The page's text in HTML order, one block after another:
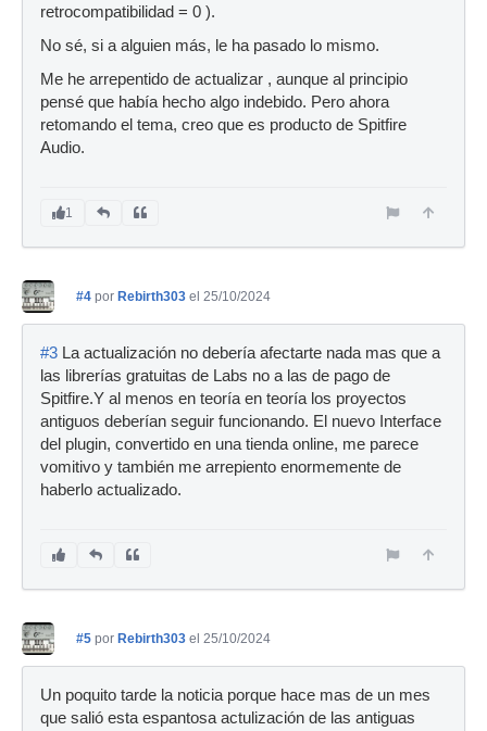
retrocompatibilidad = 0 ).
No sé, si a alguien más, le ha pasado lo mismo.
Me he arrepentido de actualizar , aunque al principio
pensé que había hecho algo indebido. Pero ahora
retomando el tema, creo que es producto de Spitfire
Audio.
1
#4 por Rebirth303 el 25/10/2024
#3 La actualización no debería afectarte nada mas que a
las librerías gratuitas de Labs no a las de pago de
Spitfire.Y al menos en teoría en teoría los proyectos
antiguos deberían seguir funcionando. El nuevo Interface
del plugin, convertido en una tienda online, me parece
vomitivo y también me arrepiento enormemente de
haberlo actualizado.
#5 por Rebirth303 el 25/10/2024
Un poquito tarde la noticia porque hace mas de un mes
que salió esta espantosa actulización de las antiguas